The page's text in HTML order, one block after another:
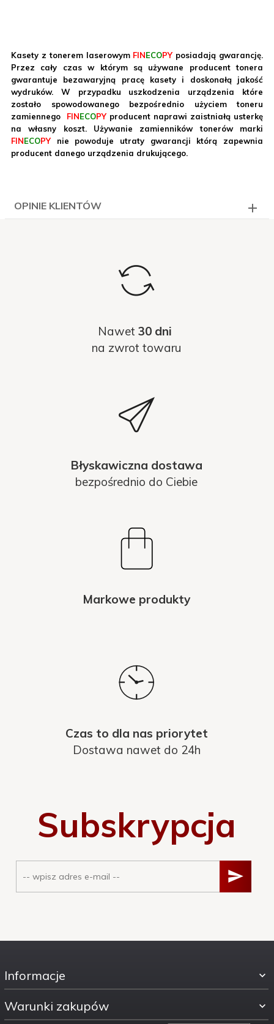
Kasety z tonerem laserowym FINECOPY posiadają gwarancję.
Przez cały czas w którym są używane producent tonera
gwarantuje bezawaryjną pracę kasety i doskonałą jakość
wydruków. W przypadku uszkodzenia urządzenia które
zostało spowodowanego bezpośrednio użyciem toneru
zamiennego FINECOPYproducent naprawi zaistniałą usterkę
na własny koszt. Używanie zamienników tonerów marki
FINECOPYnie powoduje utraty gwarancji którą zapewnia
producent danego urządzenia drukującego.
OPINIE KLIENTÓW
Nawet 30 dni
na zwrot towaru
Błyskawiczna dostawa
bezpośrednio do Ciebie
Markowe produkty
Czas to dla nas priorytet
Dostawa nawet do 24h
Subskrypcja
Informacje
Warunki zakupów